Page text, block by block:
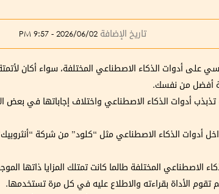
تاريخ الإضافة 2026/06/02 - 9:57 PM
على أدوات الذكاء الاصطناعي المختلفة، سواء أكان
أفضل من نفسك.
أدوات الذكاء الاصطناعي واختلاف إجاباتها في بعض
أدوات الذكاء الاصطناعي مثل “كلود” من شركة
الاصطناعي المختلفة طالما كانت تمتلك المزايا ذاتها
تقوم الأداة بقراءته والاطلاع عليه في كل مرة تستخدمها.